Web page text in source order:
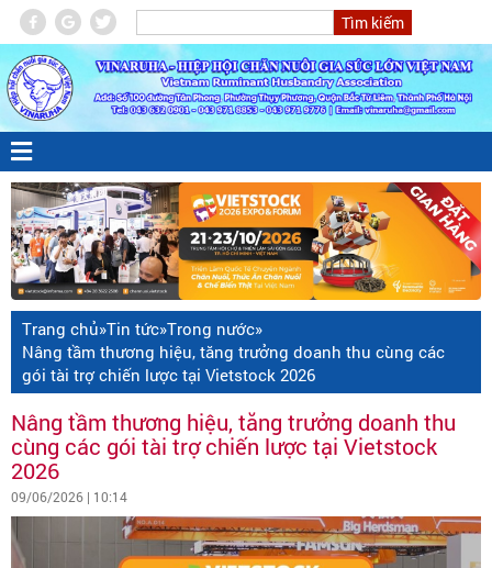
Trang chủ»Tin tức»Trong nước»
Nâng tầm thương hiệu, tăng trưởng doanh thu cùng các
gói tài trợ chiến lược tại Vietstock 2026
Nâng tầm thương hiệu, tăng trưởng doanh thu
cùng các gói tài trợ chiến lược tại Vietstock
2026
09/06/2026 | 10:14